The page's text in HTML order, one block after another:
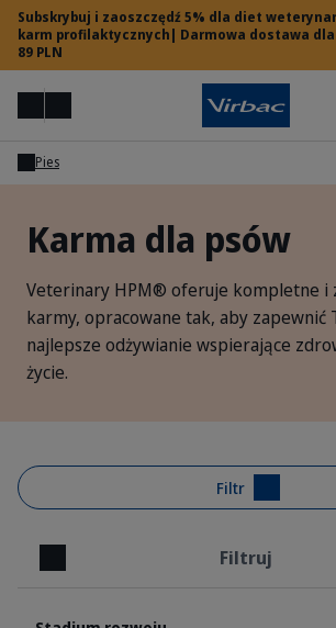
Subskrybuj i zaoszczędź 5% dla diet
karm profilaktycznych| Darmowa dostawa
89 PLN
MenuSzukaj
Potrzebujesz
Pies
Karma dla psów
Veterinary HPM® oferuje kompletne i
karmy, opracowane tak, aby zapewnić
najlepsze odżywianie wspierające
życie.
Filtr
Zamknij Filtruj